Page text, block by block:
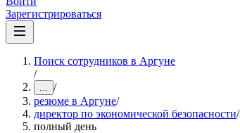
Зарегистрироваться
Поиск сотрудников в Аргуне
/
... /
резюме в Аргуне/
директор по экономической безопасности/
полный день